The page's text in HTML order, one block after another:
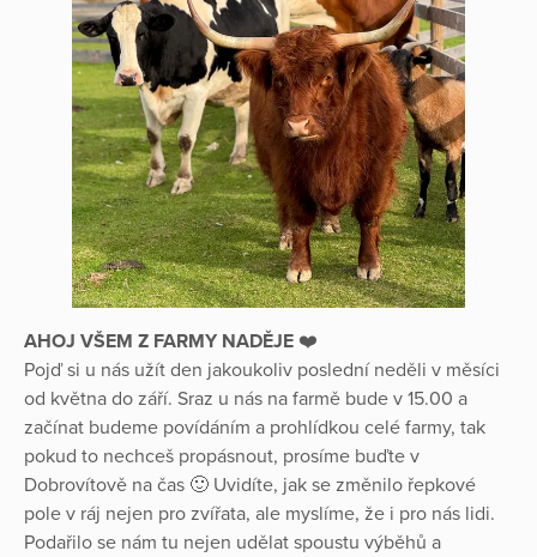
AHOJ VŠEM Z FARMY NADĚJE ❤️
Pojď si u nás užít den jakoukoliv poslední neděli v měsíci
od května do září. Sraz u nás na farmě bude v 15.00 a
začínat budeme povídáním a prohlídkou celé farmy, tak
pokud to nechceš propásnout, prosíme buďte v
Dobrovítově na čas 🙂 Uvidíte, jak se změnilo řepkové
pole v ráj nejen pro zvířata, ale myslíme, že i pro nás lidi.
Podařilo se nám tu nejen udělat spoustu výběhů a